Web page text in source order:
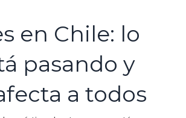
en Chile: lo
pasando y
a todos